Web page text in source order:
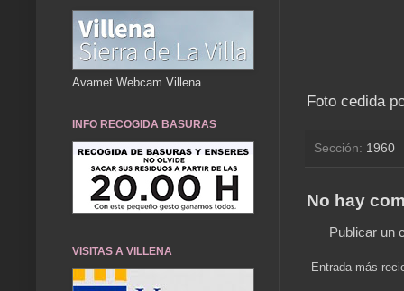
Foto cedida
Sección: 1960
No hay
Publicar un
Entrada más
Avamet Webcam Villena
INFO RECOGIDA BASURAS
VISITAS A VILLENA